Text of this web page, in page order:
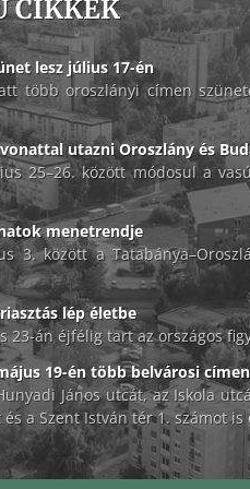
CIKKEK
lesz július 17-én
több oroszlányi címen
utazni Oroszlány és
25–26. között módosul a
menetrendje
3. között a
lép életbe
23-án éjfélig tart az országos
19-én több belvárosi címen
János utcát, az Iskola
a Szent István tér 1. számot